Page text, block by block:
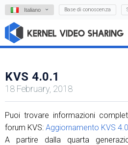
Italiano Base di conoscenza
KVS 4.0.1
18 February, 2018
Puoi trovare informazioni
forum KVS: Aggiornamento KVS
A partire dalla quarta